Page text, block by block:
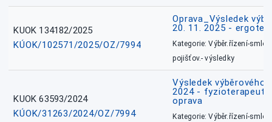
KUOK 134182/2025
KÚOK/102571/2025/OZ/7994
Oprava_Výsledek
20. 11. 2025 -
Kategorie: Výběr.řízení-
pojišťov.- výsledky
KUOK 63593/2024
KÚOK/31263/2024/OZ/7994
Výsledek výběrového
2024 - fyzioterapeut,
oprava
Kategorie: Výběr.řízení-